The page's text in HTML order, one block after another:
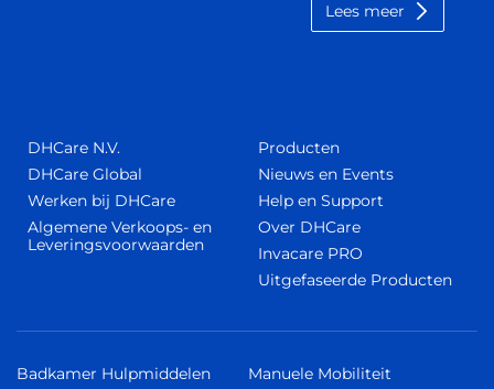
Lees meer
DHCare N.V.
DHCare Global
Werken bij DHCare
Algemene Verkoops- en
Leveringsvoorwaarden
Producten
Nieuws en Events
Help en Support
Over DHCare
Invacare PRO
Uitgefaseerde Producten
Badkamer Hulpmiddelen
Manuele Mobiliteit